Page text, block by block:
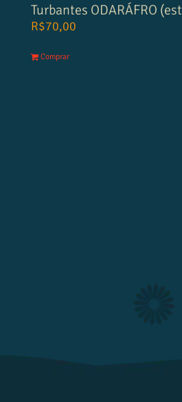
Turbantes ODARÁFRO
R$70,00
Comprar